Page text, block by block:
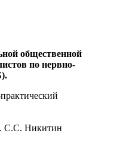
общественной
по нервно-
С.С. Никитин